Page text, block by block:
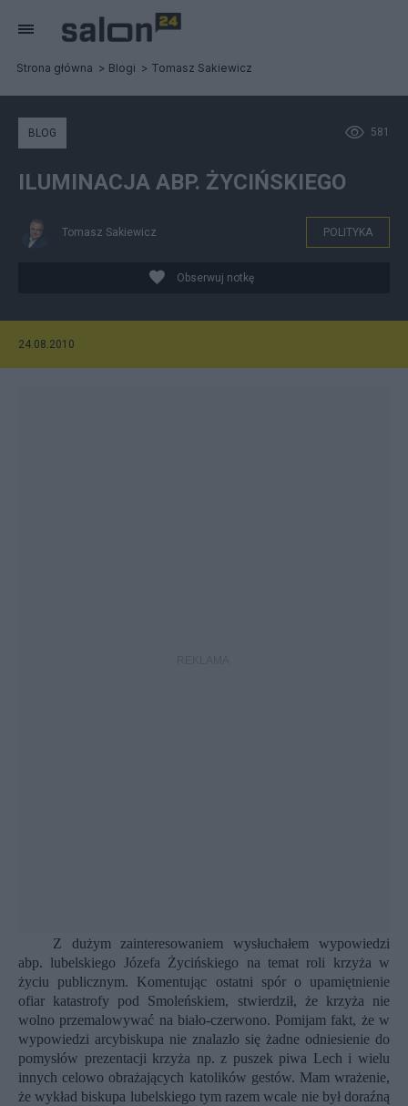
Strona główna Blogi Tomasz Sakiewicz
581
BLOG
ILUMINACJA ABP. ŻYCIŃSKIEGO
Tomasz Sakiewicz POLITYKA
Obserwuj notkę
24.08.2010
Z dużym zainteresowaniem wysłuchałem wypowiedzi
abp. lubelskiego Józefa Życińskiego na temat roli krzyża w
życiu publicznym. Komentując ostatni spór o upamiętnienie
ofiar katastrofy pod Smoleńskiem, stwierdził, że krzyża nie
wolno przemalowywać na biało-czerwono. Pomijam fakt, że w
wypowiedzi arcybiskupa nie znalazło się żadne odniesienie do
pomysłów prezentacji krzyża np. z puszek piwa Lech i wielu
innych celowo obrażających katolików gestów. Mam wrażenie,
że wykład biskupa lubelskiego tym razem wcale nie był doraźną